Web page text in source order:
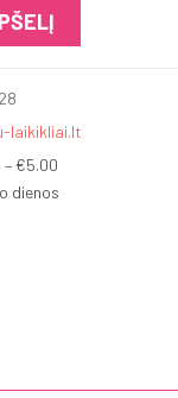
laikikliai.lt
– €5.00
dienos